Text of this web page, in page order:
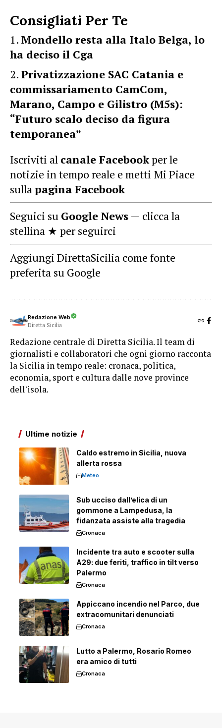
Consigliati Per Te
Mondello resta alla Italo Belga, lo
ha deciso il Cga
Privatizzazione SAC Catania e
commissariamento CamCom,
Marano, Campo e Gilistro (M5s):
“Futuro scalo deciso da figura
temporanea”
Iscriviti al canale Facebookper le
notizie in tempo reale e metti Mi Piace
sullapagina Facebook
Seguici su Google News — clicca la
stellina ★ per seguirci
Aggiungi DirettaSicilia come fonte
preferita su Google
Redazione Web
Diretta Sicilia
Redazione centrale di Diretta Sicilia. Il team di
giornalisti e collaboratori che ogni giorno racconta
la Sicilia in tempo reale: cronaca, politica,
economia, sport e cultura dalle nove province
dell'isola.
Ultime notizie
Caldo estremo in Sicilia, nuova
allerta rossa
Meteo
Sub ucciso dall’elica di un
gommone a Lampedusa, la
fidanzata assiste alla tragedia
Cronaca
Incidente tra auto e scooter sulla
A29: due feriti, traffico in tilt verso
Palermo
Cronaca
Appiccano incendio nel Parco, due
extracomunitari denunciati
Cronaca
Lutto a Palermo, Rosario Romeo
era amico di tutti
Cronaca